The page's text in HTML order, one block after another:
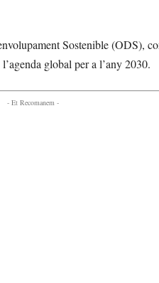
Sostenible (ODS),
global per a l’any 2030.
- Et Recomanem -